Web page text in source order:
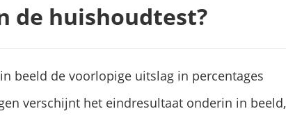
de huishoudtest?
beeld de voorlopige uitslag in percentages
verschijnt het eindresultaat onderin in beeld,